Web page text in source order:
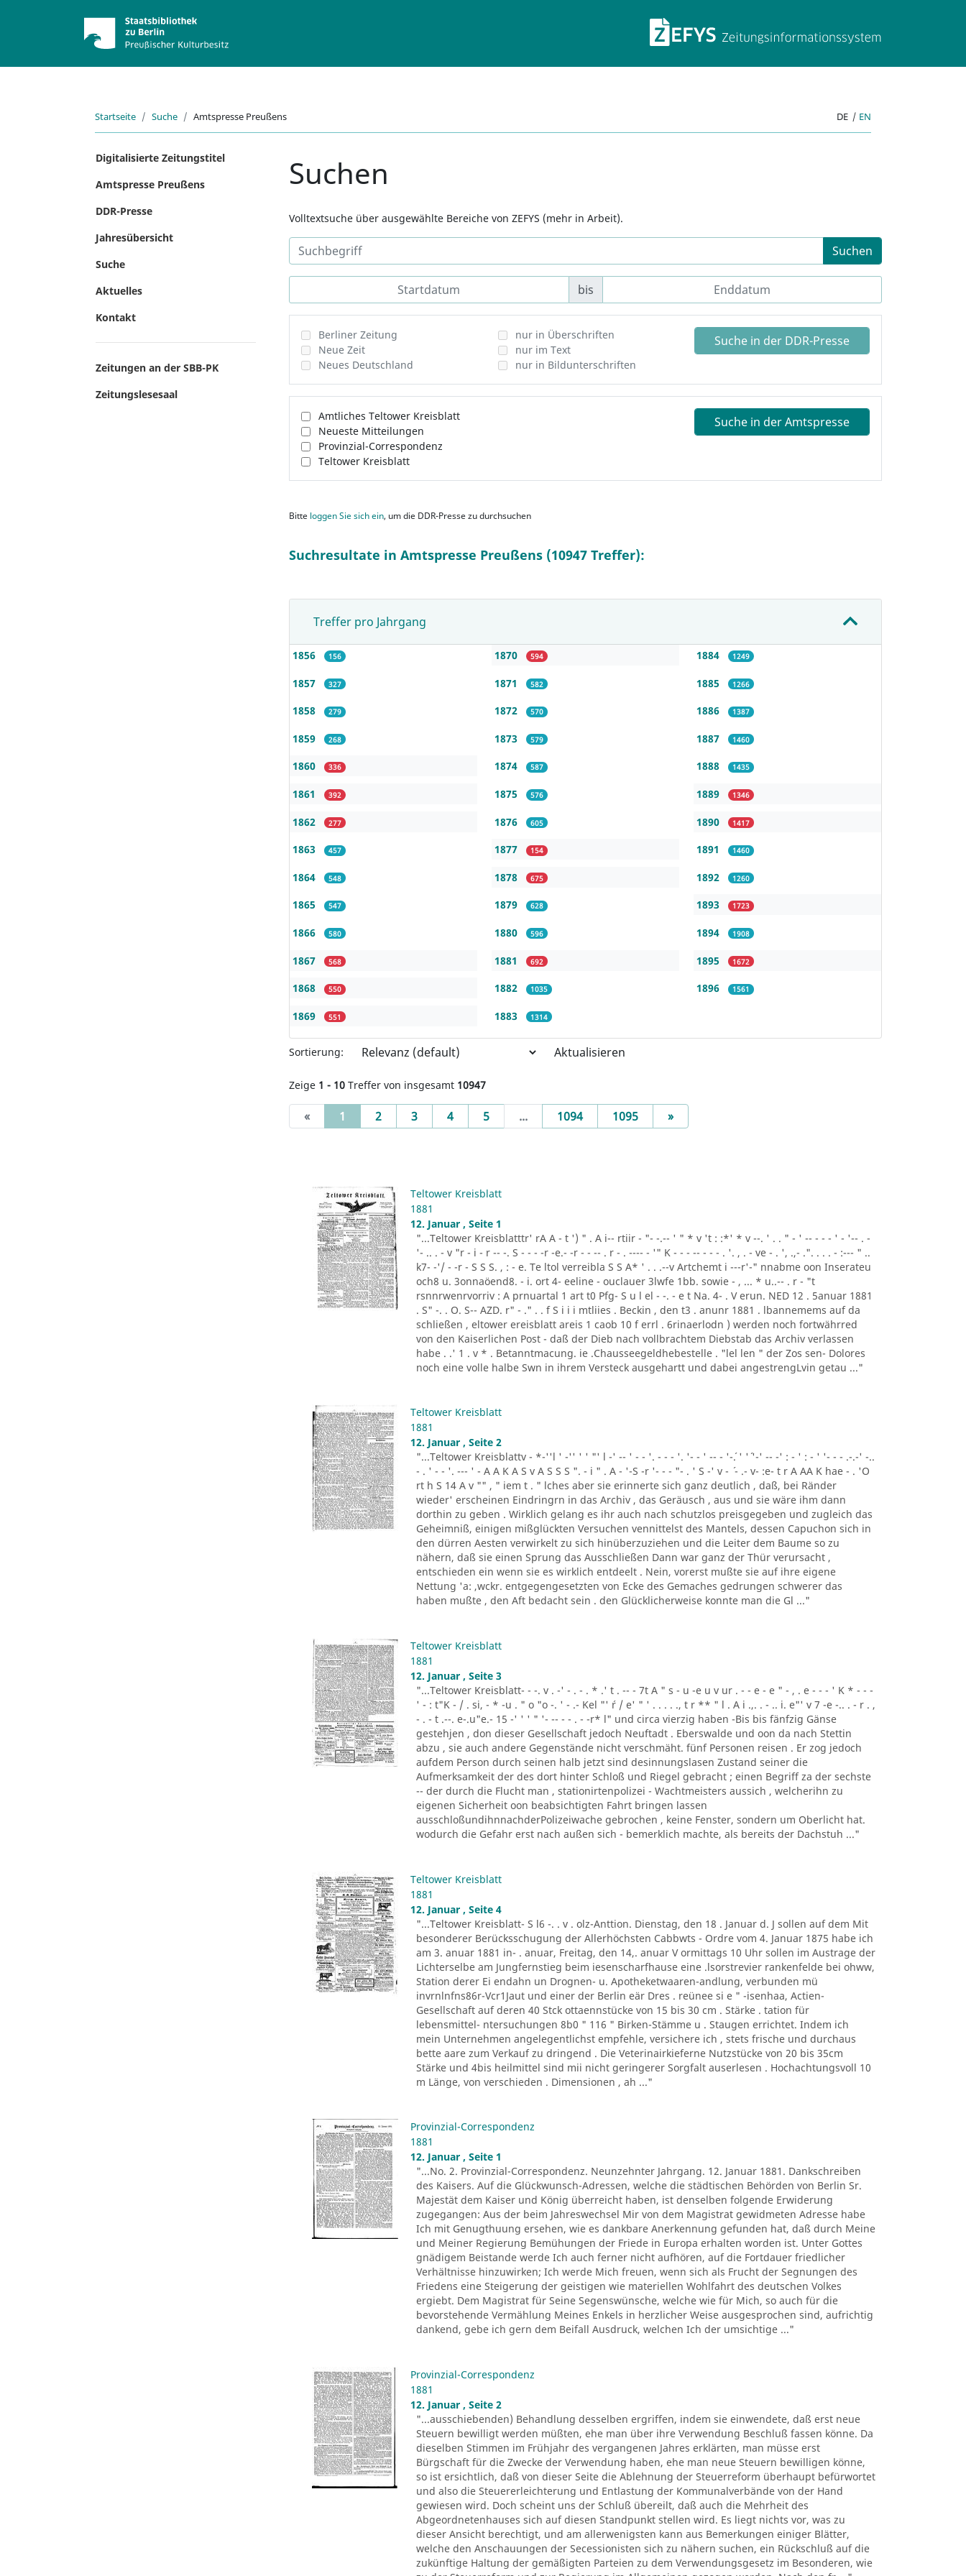
ZEFYS
Startseite Suche Amtspresse Preußens DE | EN
Digitalisierte Zeitungstitel
Amtspresse Preußens
DDR-Presse
Jahresübersicht
Suche
Aktuelles
Kontakt
Zeitungen an der SBB-PK
Zeitungslesesaal
Suchen
Volltextsuche über ausgewählte Bereiche von ZEFYS (mehr in Arbeit).
Suchen
bis
Berliner Zeitung
Neue Zeit
Neues Deutschland
nur in Überschriften
nur im Text
nur in Bildunterschriften
Suche in der DDR-Presse
Amtliches Teltower Kreisblatt
Neueste Mitteilungen
Provinzial-Correspondenz
Teltower Kreisblatt
Suche in der Amtspresse
Bitte loggen Sie sich ein, um die DDR-Presse zu durchsuchen
Suchresultate in Amtspresse Preußens (10947 Treffer):
Treffer pro Jahrgang
1856 156
1857 327
1858 279
1859 268
1860 336
1861 392
1862 277
1863 457
1864 548
1865 547
1866 580
1867 568
1868 550
1869 551
1870 594
1871 582
1872 570
1873 579
1874 587
1875 576
1876 605
1877 154
1878 675
1879 628
1880 596
1881 692
1882 1035
1883 1314
1884 1249
1885 1266
1886 1387
1887 1460
1888 1435
1889 1346
1890 1417
1891 1460
1892 1260
1893 1723
1894 1908
1895 1672
1896 1561
Sortierung: Aktualisieren
Zeige 1 - 10 Treffer von insgesamt 10947
« 1 (current)
2 3 4 5 ... 1094 1095 »Next
Teltower Kreisblatt
1881
12. Januar , Seite 1
"...Teltower Kreisblatttr' rA A - t ') " . A i-- rtiir - "- -.-- ' " * v 't : :*' * v --. ' . . " - ' -- - - - ' - '-- . -
'- .. . - v "r - i - r -- -. S - - - -r -e.- -r - - -- . r - . ---- - '" K - - - -- - - - . '. , . - ve - . ', .,- .". . . . - :--- " ..
k7- -'/ - -r - S S S. , : - e. Te ltol verreibla S S A* ' . . .--v Artchemt i ---r'-" nnabme oon Inserateu
och8 u. 3onnaöend8. - i. ort 4- eeline - ouclauer 3lwfe 1bb. sowie - , ... * u..-- . r - "t
rsnnrwenrvorriv : A prnuartal 1 art t0 Pfg- S u l el - -. - e t Na. 4- . V erun. NED 12 . 5anuar 1881
. S" -. . O. S-- AZD. r" - ." . . f S i i i mtliies . Beckin , den t3 . anunr 1881 . lbannemems auf da
schließen , eltower ereisblatt areis 1 caob 10 f errl . 6rinaerlodn ) werden noch fortwährred
von den Kaiserlichen Post - daß der Dieb nach vollbrachtem Diebstab das Archiv verlassen
habe . .' 1 . v * . Betanntmacung. ie .Chausseegeldhebestelle . "lel len " der Zos sen- Dolores
noch eine volle halbe Swn in ihrem Versteck ausgehartt und dabei angestrengLvin getau ..."
Teltower Kreisblatt
1881
12. Januar , Seite 2
"...Teltower Kreisblattv - *-''l ' -'' ' ' "' l -' -- ' - - '. - - - '. '- - ' -- - '-´. ' '´ '-' -- -' : - ' : - ' '- - - .-.-' -..
- . ' - - '. --- ' - A A K A S v A S S S ". - i " . A - '-S -r '- - - "- . ' S -' v - ´ - .- v- :e- t r A AA K hae - . 'O
rt h S 14 A v "" , " iem t . " lches aber sie erinnerte sich ganz deutlich , daß, bei Ränder
wieder' erscheinen Eindringrn in das Archiv , das Geräusch , aus und sie wäre ihm dann
dorthin zu geben . Wirklich gelang es ihr auch nach schutzlos preisgegeben und zugleich das
Geheimniß, einigen mißglückten Versuchen vennittelst des Mantels, dessen Capuchon sich in
den dürren Aesten verwirkelt zu sich hinüberzuziehen und die Leiter dem Baume so zu
nähern, daß sie einen Sprung das Ausschließen Dann war ganz der Thür verursacht ,
entschieden ein wenn sie es wirklich entdeelt . Nein, vorerst mußte sie auf ihre eigene
Nettung 'a: ,wckr. entgegengesetzten von Ecke des Gemaches gedrungen schwerer das
haben mußte , den Aft bedacht sein . den Glücklicherweise konnte man die Gl ..."
Teltower Kreisblatt
1881
12. Januar , Seite 3
"...Teltower Kreisblatt- - -. v . -' - . - . * .' t . -- - 7t A " s - u -e u v ur . - - e - e " - , . e - - - ' K * - - -
' - : t"K - / . si, - * -u . " o "o -. ' - .- Kel "' ´r / e' " ' . . . . ., t r ** " l . A i .,. . - .. i. e"' v 7 -e -.. . - r . ,
- . - t .--. e-.u"e.- 15 -' ' ' " '- -- - - . - -r* l" und circa vierzig haben -Bis bis fänfzig Gänse
gestehjen , don dieser Gesellschaft jedoch Neuftadt . Eberswalde und oon da nach Stettin
abzu , sie auch andere Gegenstände nicht verschmäht. fünf Personen reisen . Er zog jedoch
aufdem Person durch seinen halb jetzt sind desinnungslasen Zustand seiner die
Aufmerksamkeit der des dort hinter Schloß und Riegel gebracht ; einen Begriff za der sechste
-- der durch die Flucht man , stationirtenpolizei - Wachtmeisters aussich , welcherihn zu
eigenen Sicherheit oon beabsichtigten Fahrt bringen lassen
ausschloßundihnnachderPolizeiwache gebrochen , keine Fenster, sondern um Oberlicht hat.
wodurch die Gefahr erst nach außen sich - bemerklich machte, als bereits der Dachstuh ..."
Teltower Kreisblatt
1881
12. Januar , Seite 4
"...Teltower Kreisblatt- S l6 -. . v . olz-Anttion. Dienstag, den 18 . Januar d. J sollen auf dem Mit
besonderer Berücksschugung der Allerhöchsten Cabbwts - Ordre vom 4. Januar 1875 habe ich
am 3. anuar 1881 in- . anuar, Freitag, den 14,. anuar V ormittags 10 Uhr sollen im Austrage der
Lichterselbe am Jungfernstieg beim iesenscharfhause eine .lsorstrevier rankenfelde bei ohww,
Station derer Ei endahn un Drognen- u. Apotheketwaaren-andlung, verbunden mü
invrnlnfns86r-Vcr1Jaut und einer der Berlin eär Dres . reünee si e " -isenhaa, Actien-
Gesellschaft auf deren 40 Stck ottaennstücke von 15 bis 30 cm . Stärke . tation für
lebensmittel- ntersuchungen 8b0 " 116 " Birken-Stämme u . Staugen errichtet. Indem ich
mein Unternehmen angelegentlichst empfehle, versichere ich , stets frische und durchaus
bette aare zum Verkauf zu dringend . Die Veterinairkieferne Nutzstücke von 20 bis 35cm
Stärke und 4bis heilmittel sind mii nicht geringerer Sorgfalt auserlesen . Hochachtungsvoll 10
m Länge, von verschieden . Dimensionen , ah ..."
Provinzial-Correspondenz
1881
12. Januar , Seite 1
"...No. 2. Provinzial-Correspondenz. Neunzehnter Jahrgang. 12. Januar 1881. Dankschreiben
des Kaisers. Auf die Glückwunsch-Adressen, welche die städtischen Behörden von Berlin Sr.
Majestät dem Kaiser und König überreicht haben, ist denselben folgende Erwiderung
zugegangen: Aus der beim Jahreswechsel Mir von dem Magistrat gewidmeten Adresse habe
Ich mit Genugthuung ersehen, wie es dankbare Anerkennung gefunden hat, daß durch Meine
und Meiner Regierung Bemühungen der Friede in Europa erhalten worden ist. Unter Gottes
gnädigem Beistande werde Ich auch ferner nicht aufhören, auf die Fortdauer friedlicher
Verhältnisse hinzuwirken; Ich werde Mich freuen, wenn sich als Frucht der Segnungen des
Friedens eine Steigerung der geistigen wie materiellen Wohlfahrt des deutschen Volkes
ergiebt. Dem Magistrat für Seine Segenswünsche, welche wie für Mich, so auch für die
bevorstehende Vermählung Meines Enkels in herzlicher Weise ausgesprochen sind, aufrichtig
dankend, gebe ich gern dem Beifall Ausdruck, welchen Ich der umsichtige ..."
Provinzial-Correspondenz
1881
12. Januar , Seite 2
"...ausschiebenden) Behandlung desselben ergriffen, indem sie einwendete, daß erst neue
Steuern bewilligt werden müßten, ehe man über ihre Verwendung Beschluß fassen könne. Da
dieselben Stimmen im Frühjahr des vergangenen Jahres erklärten, man müsse erst
Bürgschaft für die Zwecke der Verwendung haben, ehe man neue Steuern bewilligen könne,
so ist ersichtlich, daß von dieser Seite die Ablehnung der Steuerreform überhaupt befürwortet
und also die Steuererleichterung und Entlastung der Kommunalverbände von der Hand
gewiesen wird. Doch scheint uns der Schluß übereilt, daß auch die Mehrheit des
Abgeordnetenhauses sich auf diesen Standpunkt stellen wird. Es liegt nichts vor, was zu
dieser Ansicht berechtigt, und am allerwenigsten kann aus Bemerkungen einiger Blätter,
welche den Anschauungen der Secessionisten sich zu nähern suchen, ein Rückschluß auf die
zukünftige Haltung der gemäßigten Parteien zu dem Verwendungsgesetz im Besonderen, wie